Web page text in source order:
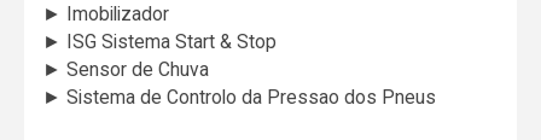
► Imobilizador
► ISG Sistema Start & Stop
► Sensor de Chuva
► Sistema de Controlo da Pressao dos Pneus